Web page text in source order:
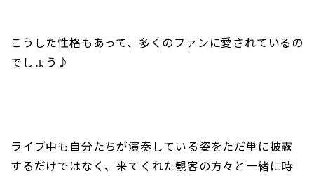
こうした性格もあって、多くのファンに愛されているの
でしょう♪
ライブ中も自分たちが演奏している姿をただ単に披露
するだけではなく、来てくれた観客の方々と一緒に時